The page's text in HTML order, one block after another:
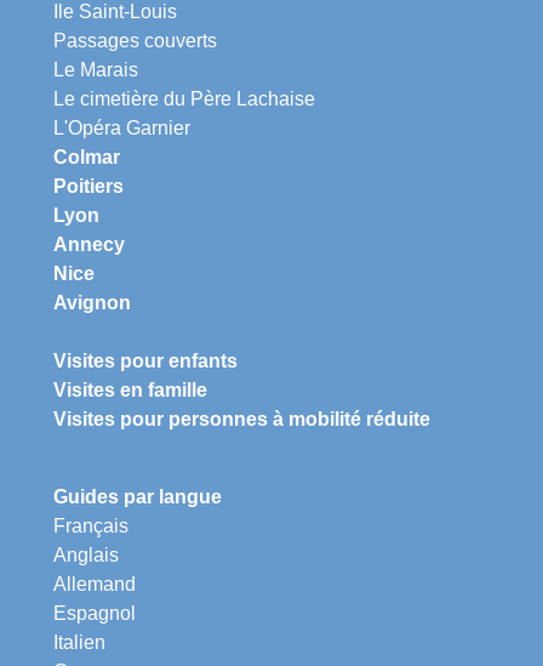
Ile Saint-Louis
Passages couverts
Le Marais
Le cimetière du Père Lachaise
L'Opéra Garnier
Colmar
Poitiers
Lyon
Annecy
Nice
Avignon
Visites pour enfants
Visites en famille
Visites pour personnes à mobilité réduite
Guides par langue
Français
Anglais
Allemand
Espagnol
Italien